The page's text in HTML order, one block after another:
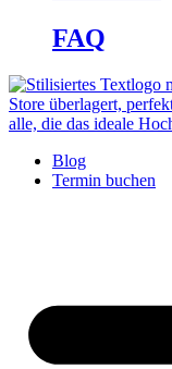
FAQ
Blog
Termin buchen